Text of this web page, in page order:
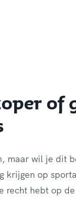
of
maar wil je dit
krijgen op
recht hebt op